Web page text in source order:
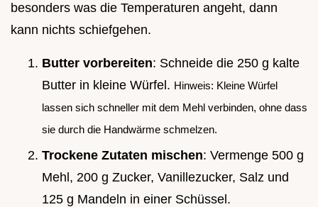
besonders was die Temperaturen angeht, dann
kann nichts schiefgehen.
Butter vorbereiten: Schneide die 250 g kalte
Butter in kleine Würfel. Hinweis: Kleine Würfel
lassen sich schneller mit dem Mehl verbinden, ohne dass
sie durch die Handwärme schmelzen.
Trockene Zutaten mischen: Vermenge 500 g
Mehl, 200 g Zucker, Vanillezucker, Salz und
125 g Mandeln in einer Schüssel.